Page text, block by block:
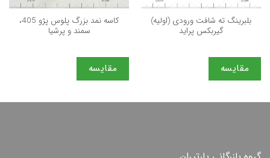
بلبرینگ ته شافت ورودی (اولیه)
گیربکس پراید
مقایسه
كاسه نمد بزرگ پلوس پژو 405،
سمند و پرشيا
مقایسه